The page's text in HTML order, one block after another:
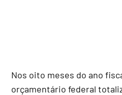
Nos oito meses do ano
orçamentário federal